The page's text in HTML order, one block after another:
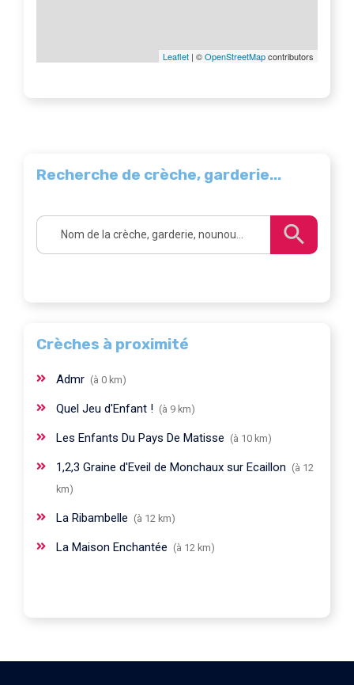
Leaflet | ©OpenStreetMapcontributors
Recherche de crèche, garderie...
Crèches à proximité
Admr (à 0 km)
Quel Jeu d'Enfant ! (à 9 km)
Les Enfants Du Pays De Matisse (à 10 km)
1,2,3 Graine d'Eveil de Monchaux sur Ecaillon (à 12
km)
La Ribambelle (à 12 km)
La Maison Enchantée (à 12 km)